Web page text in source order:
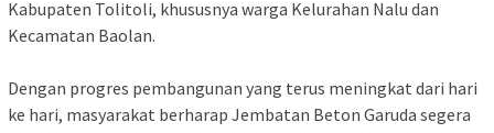
Kabupaten Tolitoli, khususnya warga Kelurahan Nalu dan
Kecamatan Baolan.
Dengan progres pembangunan yang terus meningkat dari hari
ke hari, masyarakat berharap Jembatan Beton Garuda segera